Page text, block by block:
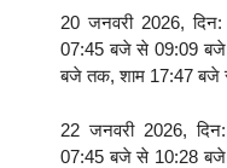
20 जनवरी 2026,
07:45 बजे से 09:09
बजे तक, शाम 17:47 बजे
22 जनवरी 2026,
07:45 बजे से 10:28